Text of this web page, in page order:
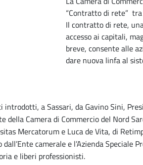
“Contratto di rete”
Il contratto di rete,
accesso ai capitali,
breve, consente alle
dare nuova linfa al
a Sassari, da Gavino Sini,
della Camera di Commercio del Nord
Mercatorum e Luca de Vita, di
dall’Ente camerale e l’Azienda
e liberi professionisti.